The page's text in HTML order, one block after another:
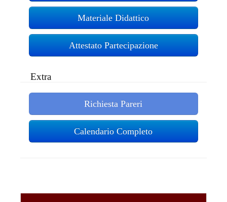
Materiale Didattico
Attestato Partecipazione
Extra
Richiesta Pareri
Calendario Completo